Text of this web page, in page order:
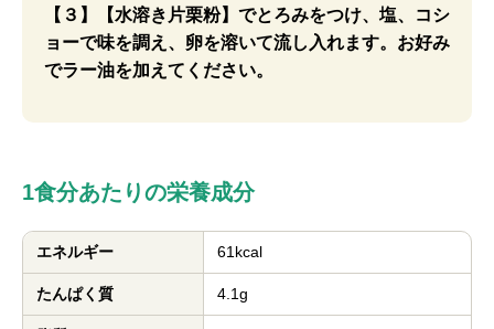
【３】【水溶き片栗粉】でとろみをつけ、塩、コシ
ョーで味を調え、卵を溶いて流し入れます。お好み
でラー油を加えてください。
1食分あたりの栄養成分
エネルギー 61kcal
たんぱく質 4.1g